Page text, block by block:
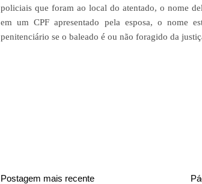
policiais que foram ao local do atentado, o nome
em um CPF apresentado pela esposa, o nome
penitenciário se o baleado é ou não foragido da
Postagem mais recente